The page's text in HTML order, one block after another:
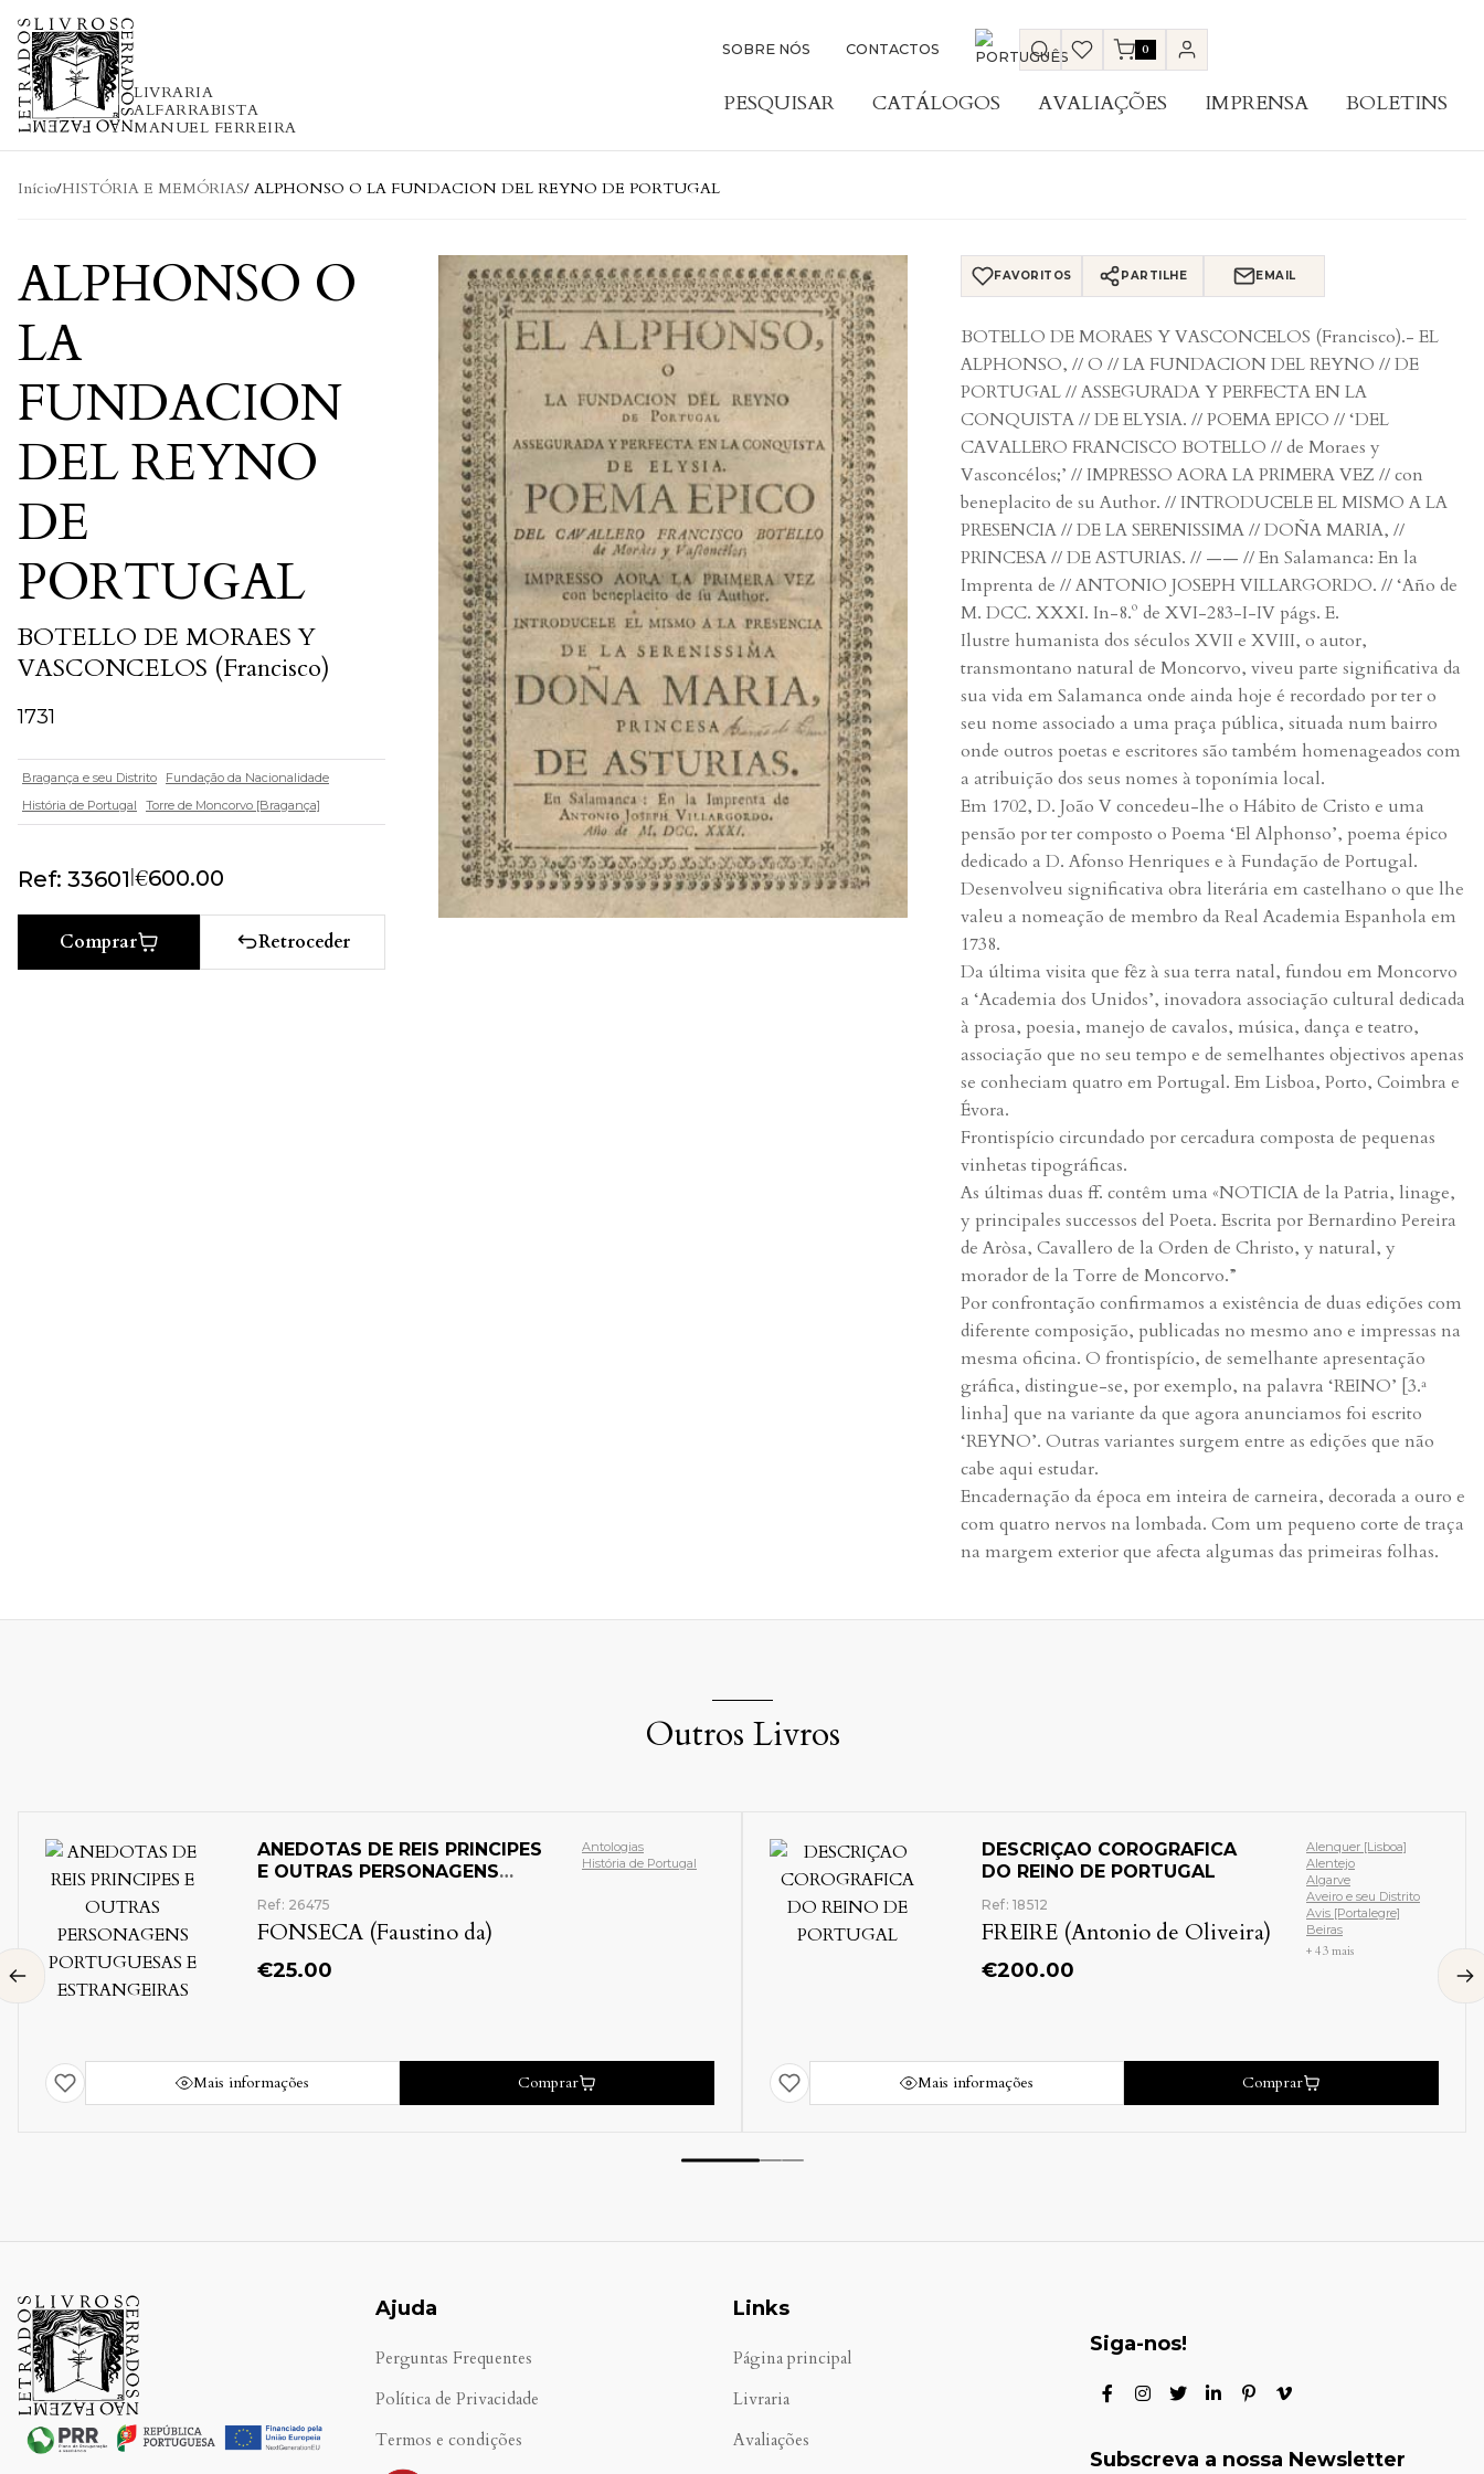
Skip to content
LIVRARIA
ALFARRABISTA
MANUEL FERREIRA
SOBRE NÓS CONTACTOS 0
PESQUISAR CATÁLOGOS AVALIAÇÕES IMPRENSA BOLETINS
Início/HISTÓRIA E MEMÓRIAS/ ALPHONSO O LA FUNDACION DEL REYNO DE PORTUGAL
ALPHONSO O
LA
FUNDACION
DEL REYNO
DE
PORTUGAL
BOTELLO DE MORAES Y
VASCONCELOS (Francisco)
1731
Bragança e seu Distrito
Fundação da Nacionalidade
História de Portugal
Torre de Moncorvo [Bragança]
Ref: 33601|€600.00
Comprar Retroceder
FAVORITOS PARTILHE EMAIL
BOTELLO DE MORAES Y VASCONCELOS (Francisco).- EL
ALPHONSO, // O // LA FUNDACION DEL REYNO // DE
PORTUGAL // ASSEGURADA Y PERFECTA EN LA
CONQUISTA // DE ELYSIA. // POEMA EPICO // ‘DEL
CAVALLERO FRANCISCO BOTELLO // de Moraes y
Vasconcélos;’ // IMPRESSO AORA LA PRIMERA VEZ // con
beneplacito de su Author. // INTRODUCELE EL MISMO A LA
PRESENCIA // DE LA SERENISSIMA // DOÑA MARIA, //
PRINCESA // DE ASTURIAS. // —— // En Salamanca: En la
Imprenta de // ANTONIO JOSEPH VILLARGORDO. // ‘Año de
M. DCC. XXXI. In-8.º de XVI-283-I-IV págs. E.
Ilustre humanista dos séculos XVII e XVIII, o autor,
transmontano natural de Moncorvo, viveu parte significativa da
sua vida em Salamanca onde ainda hoje é recordado por ter o
seu nome associado a uma praça pública, situada num bairro
onde outros poetas e escritores são também homenageados com
a atribuição dos seus nomes à toponímia local.
Em 1702, D. João V concedeu-lhe o Hábito de Cristo e uma
pensão por ter composto o Poema ‘El Alphonso’, poema épico
dedicado a D. Afonso Henriques e à Fundação de Portugal.
Desenvolveu significativa obra literária em castelhano o que lhe
valeu a nomeação de membro da Real Academia Espanhola em
1738.
Da última visita que fêz à sua terra natal, fundou em Moncorvo
a ‘Academia dos Unidos’, inovadora associação cultural dedicada
à prosa, poesia, manejo de cavalos, música, dança e teatro,
associação que no seu tempo e de semelhantes objectivos apenas
se conheciam quatro em Portugal. Em Lisboa, Porto, Coimbra e
Évora.
Frontispício circundado por cercadura composta de pequenas
vinhetas tipográficas.
As últimas duas ff. contêm uma «NOTICIA de la Patria, linage,
y principales successos del Poeta. Escrita por Bernardino Pereira
de Aròsa, Cavallero de la Orden de Christo, y natural, y
morador de la Torre de Moncorvo.”
Por confrontação confirmamos a existência de duas edições com
diferente composição, publicadas no mesmo ano e impressas na
mesma oficina. O frontispício, de semelhante apresentação
gráfica, distingue-se, por exemplo, na palavra ‘REINO’ [3.ª
linha] que na variante da que agora anunciamos foi escrito
‘REYNO’. Outras variantes surgem entre as edições que não
cabe aqui estudar.
Encadernação da época em inteira de carneira, decorada a ouro e
com quatro nervos na lombada. Com um pequeno corte de traça
na margem exterior que afecta algumas das primeiras folhas.
Outros Livros
ANEDOTAS DE REIS PRINCIPES
E OUTRAS PERSONAGENS
ESTRANGEIRAS
Ref: 26475
FONSECA (Faustino da)
€25.00
Antologias
História de Portugal
informações Comprar
DESCRIÇAO COROGRAFICA
DO REINO DE PORTUGAL
Ref: 18512
FREIRE (Antonio de Oliveira)
Alenquer [Lisboa]
Alentejo
Algarve
Beiras
Mais informações Comprar
Ajuda
Perguntas Frequentes
Política de Privacidade
Termos e condições
Links
Página principal
Livraria
Avaliações
Siga-nos!
Subscreva a nossa Newsletter